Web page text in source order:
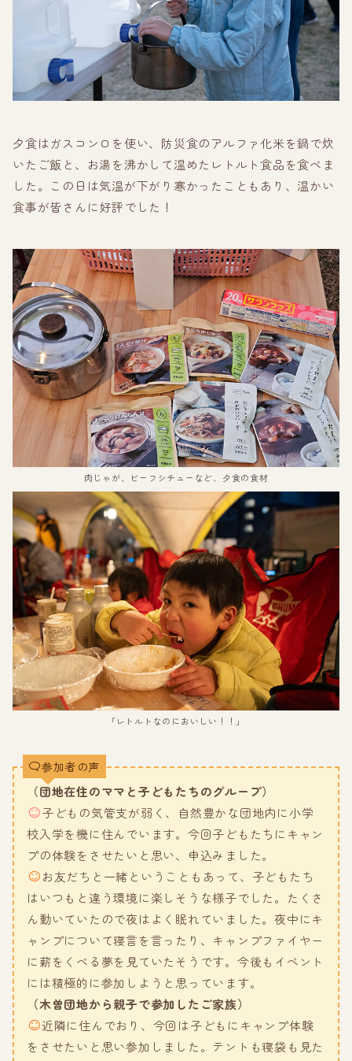
夕食はガスコンロを使い、防災食のアルファ化米を鍋で炊
いたご飯と、お湯を沸かして温めたレトルト食品を食べま
した。この日は気温が下がり寒かったこともあり、温かい
食事が皆さんに好評でした！
肉じゃが、ビーフシチューなど、夕食の食材
「レトルトなのにおいしい！！」
参加者の声
（団地在住のママと子どもたちのグループ）
子どもの気管支が弱く、自然豊かな団地内に小学
校入学を機に住んでいます。今回子どもたちにキャン
プの体験をさせたいと思い、申込みました。
お友だちと一緒ということもあって、子どもたち
はいつもと違う環境に楽しそうな様子でした。たくさ
ん動いていたので夜はよく眠れていました。夜中にキ
ャンプについて寝言を言ったり、キャンプファイヤー
に薪をくべる夢を見ていたそうです。今後もイベント
には積極的に参加しようと思っています。
（木曽団地から親子で参加したご家族）
近隣に住んでおり、今回は子どもにキャンプ体験
をさせたいと思い参加しました。テントも寝袋も見た